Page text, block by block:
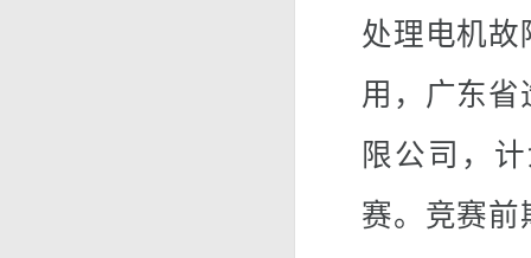
处理电机故
用，广东
限公司，
赛。竞赛前